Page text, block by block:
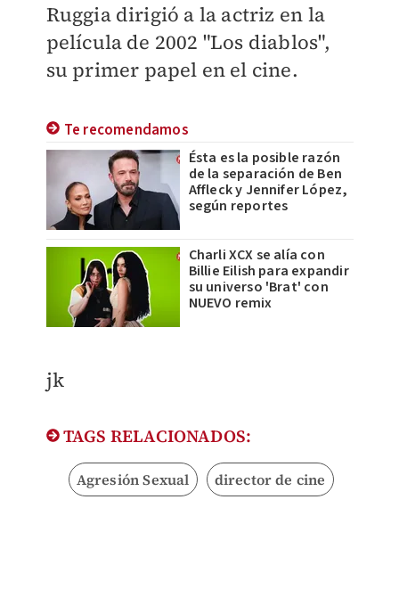
Ruggia dirigió a la actriz en la
película de 2002 "Los diablos",
su primer papel en el cine.
Te recomendamos
Ésta es la posible razón
de la separación de Ben
Affleck y Jennifer López,
según reportes
Charli XCX se alía con
Billie Eilish para expandir
su universo 'Brat' con
NUEVO remix
jk
TAGS RELACIONADOS:
Agresión Sexual director de cine